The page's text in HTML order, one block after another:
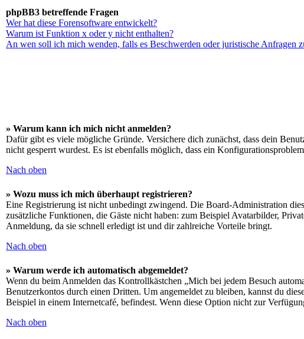
phpBB3 betreffende Fragen
Wer hat diese Forensoftware entwickelt?
Warum ist Funktion x oder y nicht enthalten?
An wen soll ich mich wenden, falls es Beschwerden oder juristische Anfragen
» Warum kann ich mich nicht anmelden?
Dafür gibt es viele mögliche Gründe. Versichere dich zunächst, dass dein
nicht gesperrt wurdest. Es ist ebenfalls möglich, dass ein
Nach oben
» Wozu muss ich mich überhaupt registrieren?
Eine Registrierung ist nicht unbedingt zwingend. Die Board-Administration
zusätzliche Funktionen, die Gäste nicht haben: zum Beispiel Avatarbilder,
Anmeldung, da sie schnell erledigt ist und dir zahlreiche Vorteile bringt.
Nach oben
» Warum werde ich automatisch abgemeldet?
Wenn du beim Anmelden das Kontrollkästchen „Mich bei jedem Besuch
Benutzerkontos durch einen Dritten. Um angemeldet zu bleiben, kannst du
Beispiel in einem Internetcafé, befindest. Wenn diese Option nicht zur
Nach oben